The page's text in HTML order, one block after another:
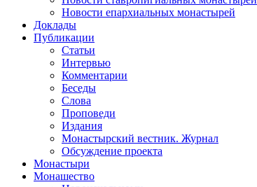
Новости епархиальных монастырей
Доклады
Публикации
Статьи
Интервью
Комментарии
Беседы
Слова
Проповеди
Издания
Монастырский вестник. Журнал
Обсуждение проекта
Монастыри
Монашество